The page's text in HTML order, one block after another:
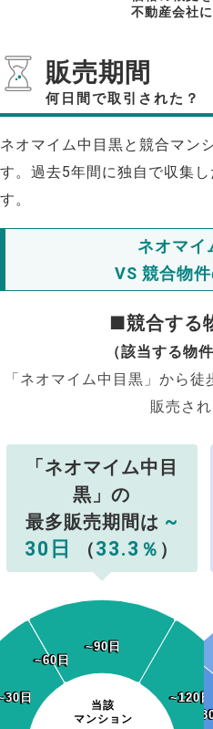
不動産会社
販売期間
何日間で取引された？
ネオマイム中目黒と競合マン
す。過去5年間に独自で収集
す。
ネオマイ
VS 競合物
■競合する
（該当する物
「ネオマイム中目黒」から
販売さ
「ネオマイム中目
黒」の
最多販売期間は ~
30日
（33.3 ％ ）
当該
マンション
日
日
~60日
~60日
~90日
~90日
~120日
~120日